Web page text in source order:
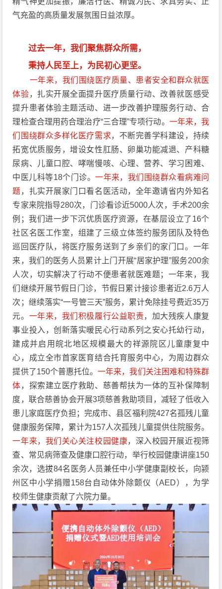
气充盈的高质量发展氛围日益浓厚。
过去一年，我们聚焦群众所需，
秉持人民至上，为民初心更坚。
一年来，我们围绕医疗质量、患者安全和群众就医
体验，扎实开展全面提升医疗质量行动、改善就医感受
提升患者体验主题活动、进一步改善护理服务行动、合
理检查合理用药合理治疗“三合理”专项行动。 一年来，我
们围绕群众多样化医疗需求，不断完善学科建设，持续
拓宽优质服务，增设女性肛肠、卵巢功能减退、产科糖
尿病、儿童口腔、哮喘慢咳、心理、营养、学习困难、
中医儿科等18个门诊。一年来，我们围绕群众看病难问
题 ，扎实开展家门口看名医活动，全年邀请省内外知名
专家来院指导280次，门诊看诊近5000人次，手术200余
例；我们进一步下沉优质医疗资源，在基层设立了16个
社区名医工作室，组建了三级立体签约服务团队及特色
巡回医疗队，将医疗服务送到了乡亲们的家门口。一年
来，我们的医务人员累计上门开展“居家护理”服务200余
人次，切实解决了行动不便患者就医难题；一年来，我
们继续开展节假日门诊，节假日累计接诊患者近2.6万人
次；继续落实“一号管三天”服务，累计免除挂号费近35万
元。 一年来，我们积极履行公益职责，加大残疾人康复
事业投入，创新落实暖民心行动系列之安心托幼行动，
建成并启用皖北地区规模最大的祥源院区儿童康复中
心，成立全市首家医育结合托育服务中心，为周边群众
提供了150个普惠托位。一年来，我们关注困难和特殊群
体，探索建立医疗救助、慈善帮扶为一体的互补保障制
度，联合慈善协会开展3项慈善救助项目，减轻了低收入
患儿家庭医疗负担；完成市、县区福利院427名孤残儿童
健康服务保障，累计为157人次孤残儿童提供住院服务。
一年来，我们关心关注校园健康，深入校园开展近视筛
查、常见病筛查及健康口腔行动，举行校园健康讲座150
余次，选拔84名医务人员兼任中小学健康副校长，向颍
州区中小学捐赠158台自动体外除颤仪（AED），为学
校师生健康贡献了六院力量。